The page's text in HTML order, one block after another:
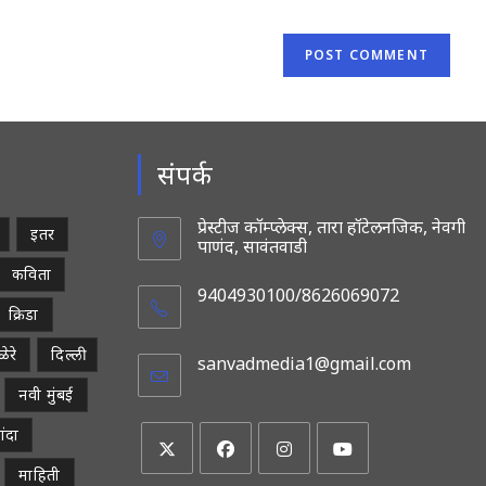
इतर
कविता
क्रिडा
दिल्ली
नवी मुंबई
माहिती
संपर्क
प्रेस्टीज कॉम्प्लेक्स, तारा हॉटेलनजिक, नेवगी
पाणंद, सावंतवाडी
9404930100/8626069072
sanvadmedia1@gmail.com